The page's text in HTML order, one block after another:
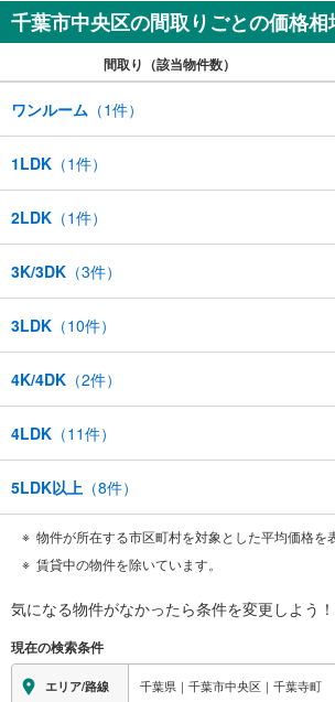
千葉市中央区の間取りごとの価格相
間取り（該当物件数）
ワンルーム （1件）
1LDK （1件）
2LDK （1件）
3K/3DK （3件）
3LDK （10件）
4K/4DK （2件）
4LDK （11件）
5LDK以上 （8件）
物件が所在する市区町村を対象とした平均価格を
賃貸中の物件を除いています。
気になる物件がなかったら条件を変更しよう！
現在の検索条件
エリア/路線 千葉県｜千葉市中央区｜千葉寺町